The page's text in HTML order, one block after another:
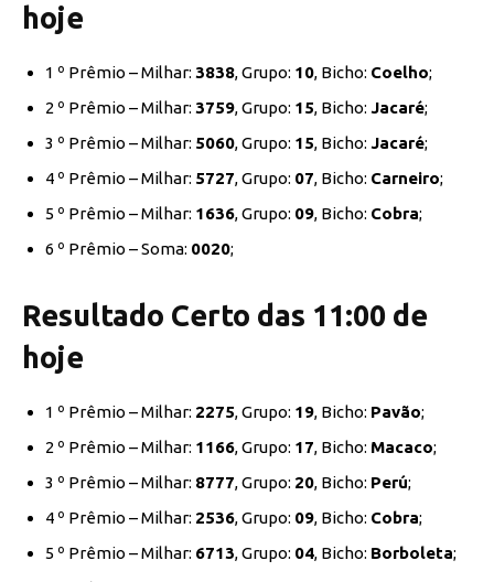
hoje
1 º Prêmio – Milhar: 3838, Grupo: 10, Bicho: Coelho;
2 º Prêmio – Milhar: 3759, Grupo: 15, Bicho: Jacaré;
3 º Prêmio – Milhar: 5060, Grupo: 15, Bicho: Jacaré;
4 º Prêmio – Milhar: 5727, Grupo: 07, Bicho: Carneiro;
5 º Prêmio – Milhar: 1636, Grupo: 09, Bicho: Cobra;
6 º Prêmio – Soma: 0020;
Resultado Certo das 11:00 de
hoje
1 º Prêmio – Milhar: 2275, Grupo: 19, Bicho: Pavão;
2 º Prêmio – Milhar: 1166, Grupo: 17, Bicho: Macaco;
3 º Prêmio – Milhar: 8777, Grupo: 20, Bicho: Perú;
4 º Prêmio – Milhar: 2536, Grupo: 09, Bicho: Cobra;
5 º Prêmio – Milhar: 6713, Grupo: 04, Bicho: Borboleta;